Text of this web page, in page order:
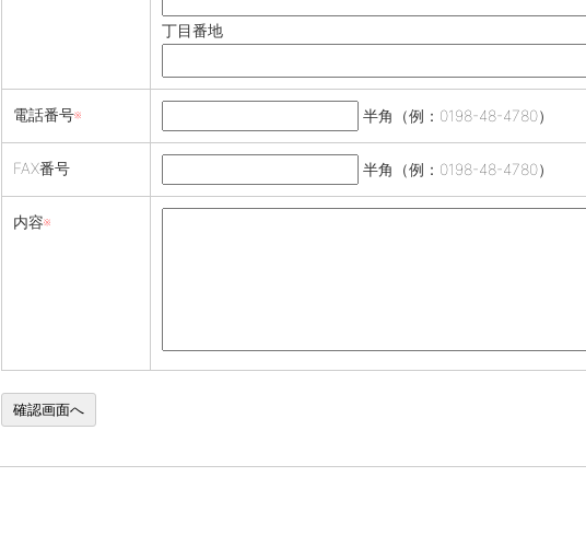
丁目番地
電話番号※ 半角（例：0198-48-4780）
FAX番号 半角（例：0198-48-4780）
内容※
確認画面へ